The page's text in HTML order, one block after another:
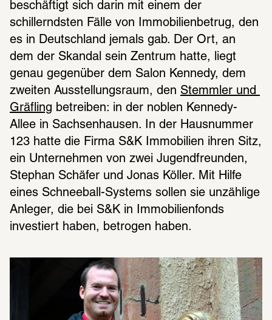
beschäftigt sich darin mit einem der
schillerndsten Fälle von Immobilienbetrug, den
es in Deutschland jemals gab. Der Ort, an
dem der Skandal sein Zentrum hatte, liegt
genau gegenüber dem Salon Kennedy, dem
zweiten Ausstellungsraum, den Stemmler und
Gräfling betreiben: in der noblen Kennedy-
Allee in Sachsenhausen. In der Hausnummer
123 hatte die Firma S&K Immobilien ihren Sitz,
ein Unternehmen von zwei Jugendfreunden,
Stephan Schäfer und Jonas Köller. Mit Hilfe
eines Schneeball-Systems sollen sie unzählige
Anleger, die bei S&K in Immobilienfonds
investiert haben, betrogen haben.